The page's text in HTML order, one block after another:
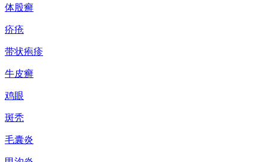
体股癣
疥疮
带状疱疹
牛皮癣
鸡眼
斑秃
毛囊炎